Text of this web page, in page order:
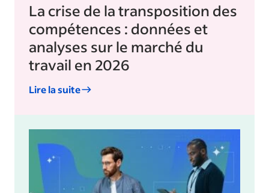
La crise de la transposition des
compétences : données et
analyses sur le marché du
travail en 2026
Lire la suite